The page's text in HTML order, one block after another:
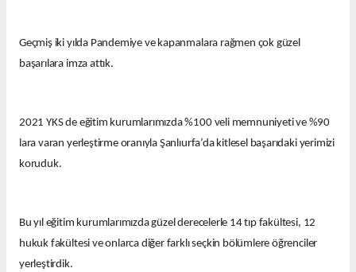
Geçmiş iki yılda Pandemiye ve kapanmalara rağmen çok güzel
başarılara imza attık.
2021 YKS de eğitim kurumlarımızda %100 veli memnuniyeti ve %90
lara varan yerleştirme oranıyla Şanlıurfa’da kitlesel başarıdaki yerimizi
koruduk.
Bu yıl eğitim kurumlarımızda güzel derecelerle 14 tıp fakültesi, 12
hukuk fakültesi ve onlarca diğer farklı seçkin bölümlere öğrenciler
yerleştirdik.